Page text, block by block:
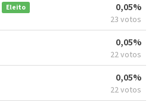
Eleito 0,05%
23 votos
0,05%
22 votos
0,05%
22 votos